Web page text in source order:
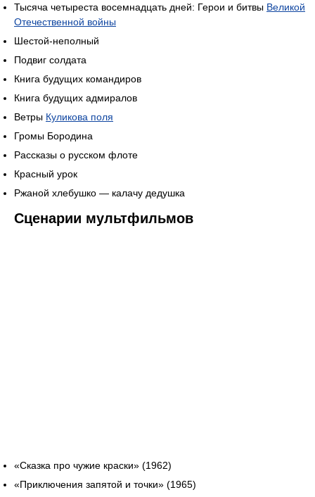
Тысяча четыреста восемнадцать дней: Герои и битвы Великой
Отечественной войны
Шестой-неполный
Подвиг солдата
Книга будущих командиров
Книга будущих адмиралов
Ветры Куликова поля
Громы Бородина
Рассказы о русском флоте
Красный урок
Ржаной хлебушко — калачу дедушка
Сценарии мультфильмов
«Сказка про чужие краски» (1962)
«Приключения запятой и точки» (1965)